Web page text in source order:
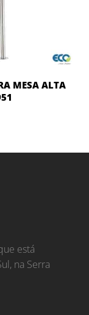
MESA ALTA
está
na Serra